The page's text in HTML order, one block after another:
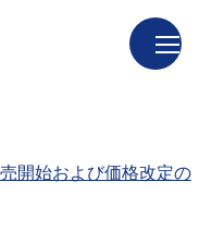
開始および価格改定の